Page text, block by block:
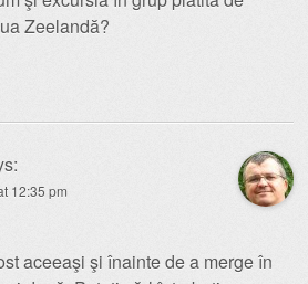
Zeelandă?
12:35 pm
aceeaşi şi înainte de a merge în